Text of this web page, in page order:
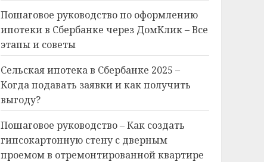
Пошаговое руководство по оформлению
ипотеки в Сбербанке через ДомКлик – Все
этапы и советы
Сельская ипотека в Сбербанке 2025 –
Когда подавать заявки и как получить
выгоду?
Пошаговое руководство – Как создать
гипсокартонную стену с дверным
проемом в отремонтированной квартире